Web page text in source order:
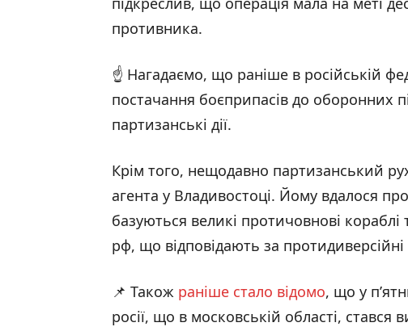
противника.
☝️ Нагадаємо, що раніше в російській
постачання боєприпасів до оборонних
партизанські дії.
Крім того, нещодавно партизанський
агента у Владивостоці. Йому вдалося
базуються великі протичовнові
рф, що відповідають за протидиверсійні
📌 Також раніше стало відомо, що у
росії, що в московській області, стався